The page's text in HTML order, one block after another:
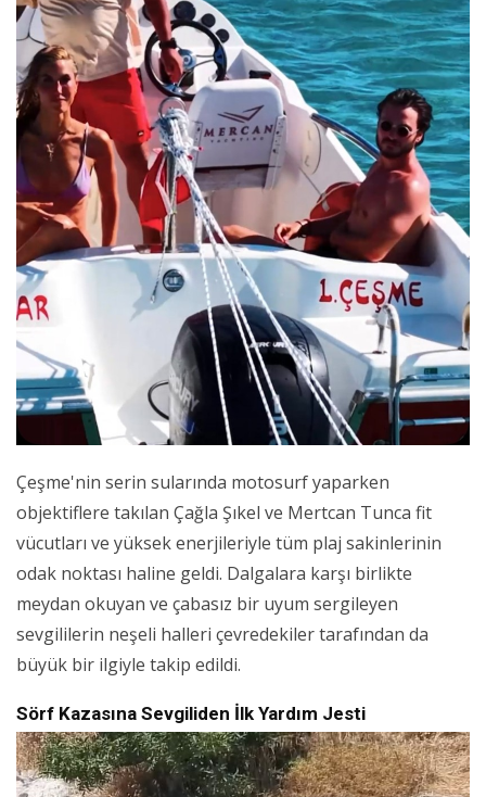
Çeşme'nin serin sularında motosurf yaparken
objektiflere takılan Çağla Şıkel ve Mertcan Tunca fit
vücutları ve yüksek enerjileriyle tüm plaj sakinlerinin
odak noktası haline geldi. Dalgalara karşı birlikte
meydan okuyan ve çabasız bir uyum sergileyen
sevgililerin neşeli halleri çevredekiler tarafından da
büyük bir ilgiyle takip edildi.
Sörf Kazasına Sevgiliden İlk Yardım Jesti